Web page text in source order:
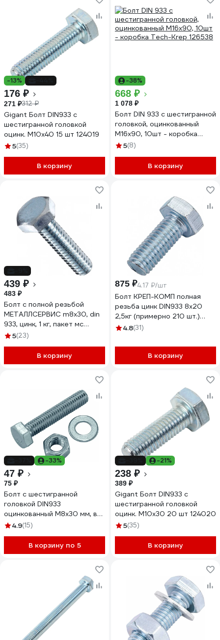
-13%
176 ₽
271 ₽312 ₽
Gigant Болт DIN933 с
шестигранной головкой
оцинк. М10x40 15 шт 124019
5(35)
В корзину
-38%
668 ₽
1 078 ₽
Болт DIN 933 с шестигранной
головкой, оцинкованный
М16х90, 10шт - коробка
Tech-Krep 126538
5(8)
В корзину
439 ₽
483 ₽
Болт с полной резьбой
МЕТАЛЛСЕРВИС m8x30, din
933, цинк, 1 кг, пакет мс
1245605
5(23)
В корзину
875 ₽4.17 ₽/шт
Болт КРЕП-КОМП полная
резьба цинк DIN933 8х20
2,5кг (примерно 210 шт.)
820ф
4.8(31)
В корзину
-33%
47 ₽
75 ₽
Болт с шестигранной
головкой DIN933
оцинкованный М8x30 мм, в
комплекте с гайкой и
4.9(15)
В корзину по 5
-21%
238 ₽
389 ₽
Gigant Болт DIN933 с
шестигранной головкой
оцинк. М10x30 20 шт 124020
5(35)
В корзину